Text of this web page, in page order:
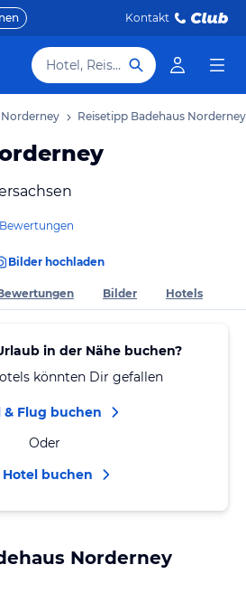
Kontakt
Hotel, Reiseziel
Reisetipp Badehaus Norderney
Bewertungen
Bilder hochladen
Bilder Hotels
in der Nähe buchen?
könnten Dir gefallen
& Flug buchen
Oder
Hotel buchen
Norderney